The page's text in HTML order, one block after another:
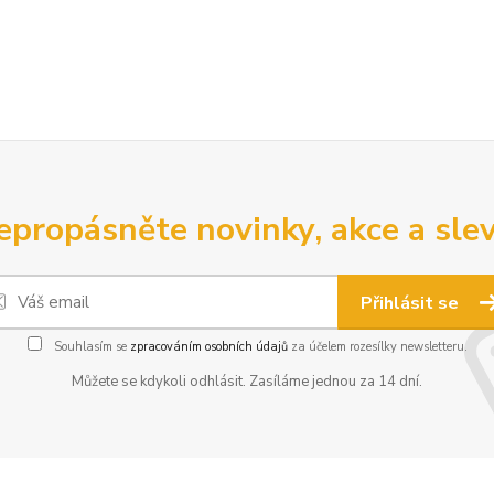
novinky, akce a
Přihlásit se
Souhlasím se zpracováním osobních údajůza účelem rozesílky newsletteru.
Můžete se kdykoli odhlásit. Zasíláme jednou za 14 dní.